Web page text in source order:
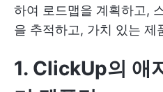
하여 로드맵을 계획하고,
을 추적하고, 가치 있는 제
1. ClickUp의 애